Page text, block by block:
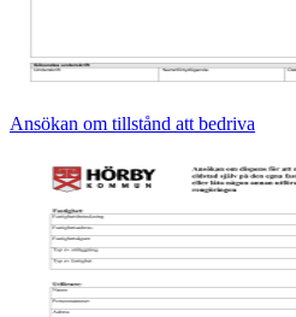
Ansökan om tillstånd att bedriva